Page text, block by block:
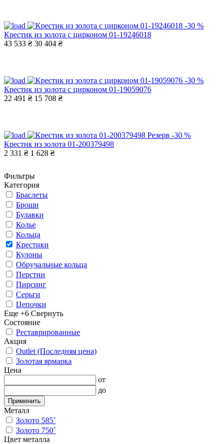
-30 %
Крестик из золота с цирконом 01-19246018
43 533 ₴ 30 404 ₴
-30 %
Крестик из золота с цирконом 01-19059076
22 491 ₴ 15 708 ₴
Резерв -30 %
Крестик из золота 01-200379498
2 331 ₴ 1 628 ₴
Фильтры
Категория
Браслеты
Броши
Булавки
Колье
Кольца
Крестики
Кулоны
Обручальные кольца
Перстни
Пирсинг
Серьги
Цепочки
Еще +6 Свернуть
Состояние
Реставрированные
Акция
Outlet (Последняя цена)
Золотая ярмарка
Цена
от
до
Применить
Металл
Золото 585˚
Золото 750˚
Цвет металла